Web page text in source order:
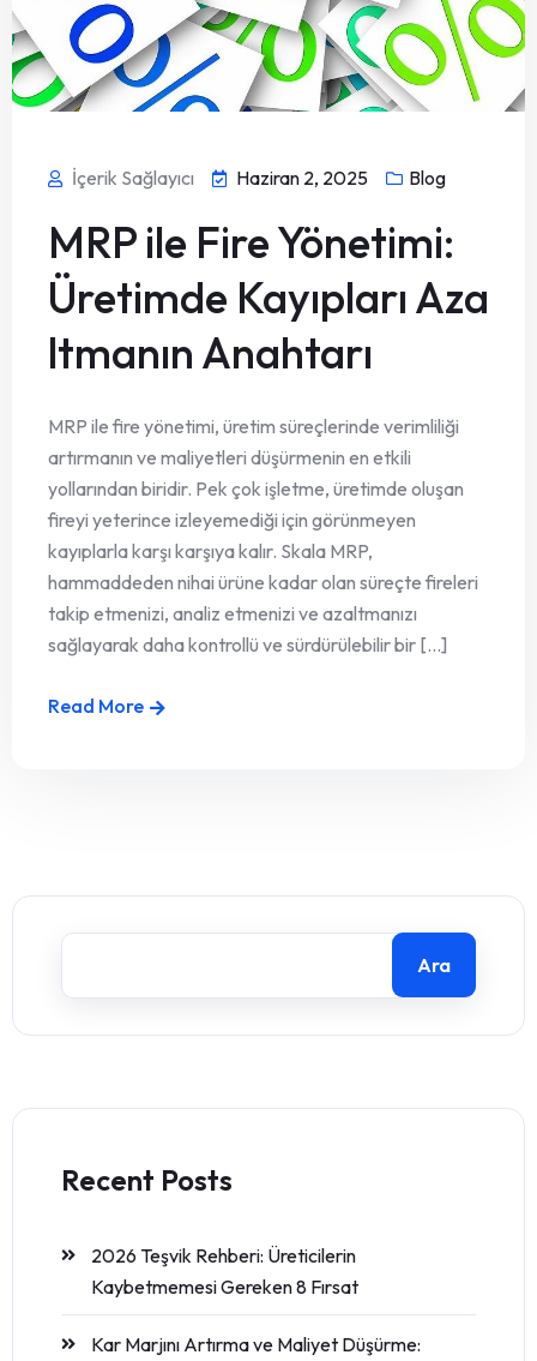
İçerik Sağlayıcı Haziran 2, 2025 Blog
MRP ile Fire Yönetimi:
Üretimde Kayıpları Aza
ltmanın Anahtarı
MRP ile fire yönetimi, üretim süreçlerinde verimliliği
artırmanın ve maliyetleri düşürmenin en etkili
yollarından biridir. Pek çok işletme, üretimde oluşan
fireyi yeterince izleyemediği için görünmeyen
kayıplarla karşı karşıya kalır. Skala MRP,
hammaddeden nihai ürüne kadar olan süreçte fireleri
takip etmenizi, analiz etmenizi ve azaltmanızı
sağlayarak daha kontrollü ve sürdürülebilir bir [...]
Read More
Ara
Recent Posts
2026 Teşvik Rehberi: Üreticilerin
Kaybetmemesi Gereken 8 Fırsat
Kar Marjını Artırma ve Maliyet Düşürme: